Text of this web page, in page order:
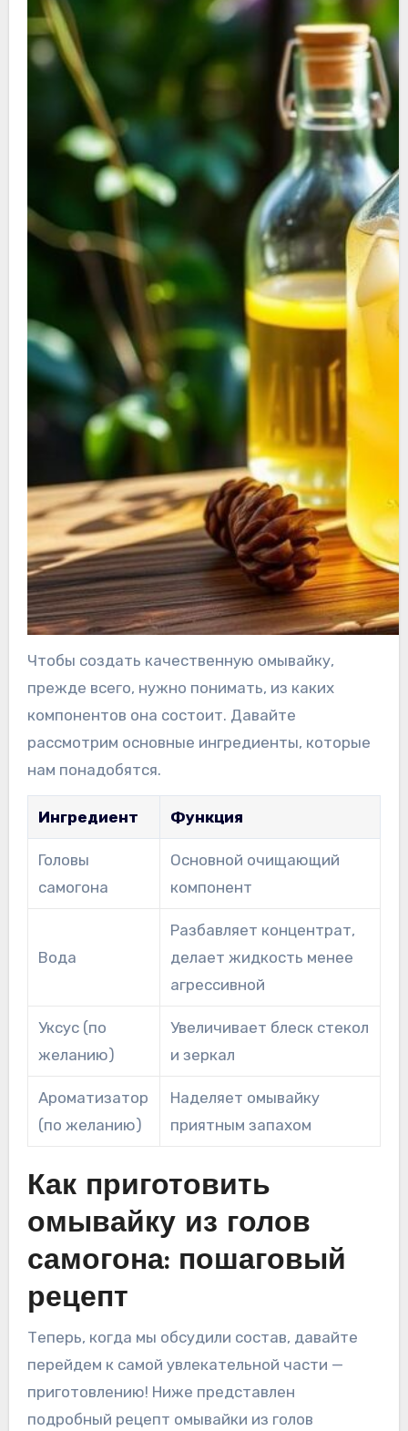
Чтобы создать качественную омывайку,
прежде всего, нужно понимать, из каких
компонентов она состоит. Давайте
рассмотрим основные ингредиенты, которые
нам понадобятся.
Ингредиент Функция
Головы
самогона
Основной очищающий
компонент
Вода
Разбавляет концентрат,
делает жидкость менее
агрессивной
Уксус (по
желанию)
Увеличивает блеск стекол
и зеркал
Ароматизатор
(по желанию)
Наделяет омывайку
приятным запахом
Как приготовить
омывайку из голов
самогона: пошаговый
рецепт
Теперь, когда мы обсудили состав, давайте
перейдем к самой увлекательной части —
приготовлению! Ниже представлен
подробный рецепт омывайки из голов